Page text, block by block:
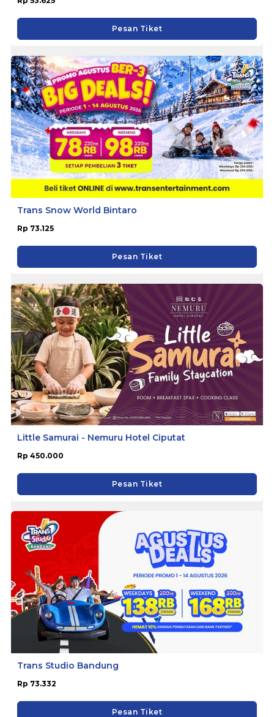
Pesan Tiket
Trans Snow World Bintaro
Rp 73.125
Pesan Tiket
Little Samurai - Nemuru Hotel Ciputat
Rp 450.000
Pesan Tiket
Trans Studio Bandung
Rp 73.332
Pesan Tiket